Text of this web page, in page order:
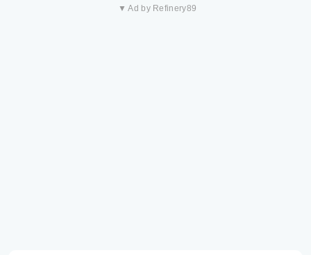
▼ Ad by Refinery89